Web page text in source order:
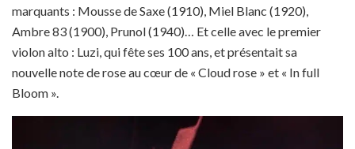
marquants : Mousse de Saxe (1910), Miel Blanc (1920),
Ambre 83 (1900), Prunol (1940)… Et celle avec le premier
violon alto : Luzi, qui fête ses 100 ans, et présentait sa
nouvelle note de rose au cœur de « Cloud rose » et « In full
Bloom ».